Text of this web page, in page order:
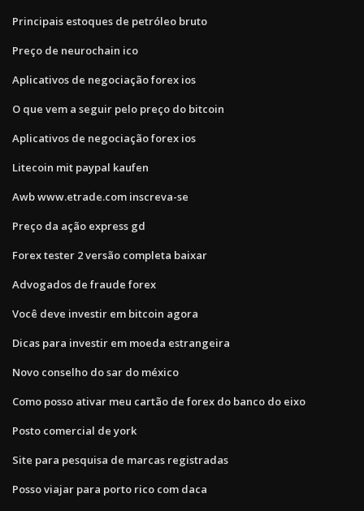
Principais estoques de petróleo bruto
Preço de neurochain ico
Aplicativos de negociação forex ios
O que vem a seguir pelo preço do bitcoin
Aplicativos de negociação forex ios
Litecoin mit paypal kaufen
Awb www.etrade.com inscreva-se
Preço da ação express gd
Forex tester 2 versão completa baixar
Advogados de fraude forex
Você deve investir em bitcoin agora
Dicas para investir em moeda estrangeira
Novo conselho do sar do méxico
Como posso ativar meu cartão de forex do banco do eixo
Posto comercial de york
Site para pesquisa de marcas registradas
Posso viajar para porto rico com daca